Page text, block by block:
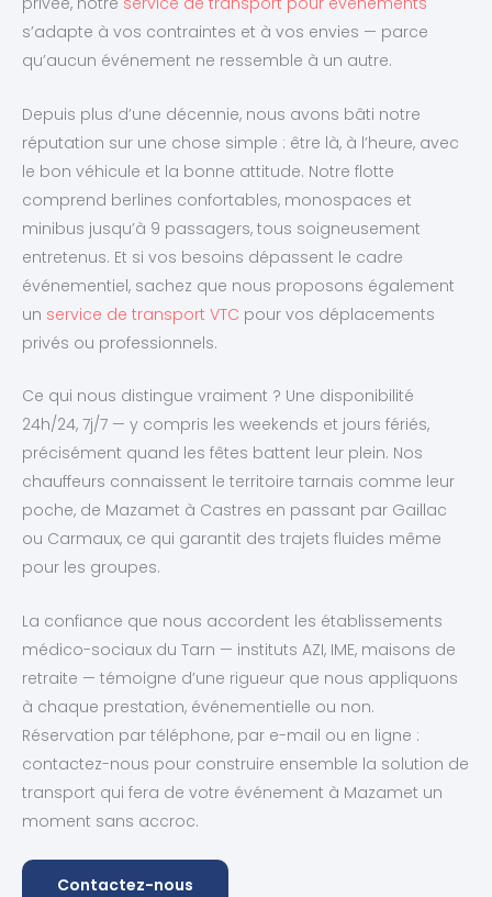
s’adapte à vos contraintes et à vos envies — parce
qu’aucun événement ne ressemble à un autre.
Depuis plus d’une décennie, nous avons bâti notre
réputation sur une chose simple : être là, à l’heure, avec
le bon véhicule et la bonne attitude. Notre flotte
comprend berlines confortables, monospaces et
minibus jusqu’à 9 passagers, tous soigneusement
entretenus. Et si vos besoins dépassent le cadre
événementiel, sachez que nous proposons également
un service de transport VTC pour vos déplacements
privés ou professionnels.
Ce qui nous distingue vraiment ? Une disponibilité
24h/24, 7j/7 — y compris les weekends et jours fériés,
précisément quand les fêtes battent leur plein. Nos
chauffeurs connaissent le territoire tarnais comme leur
poche, de Mazamet à Castres en passant par Gaillac
ou Carmaux, ce qui garantit des trajets fluides même
pour les groupes.
La confiance que nous accordent les établissements
médico-sociaux du Tarn — instituts AZI, IME, maisons de
retraite — témoigne d’une rigueur que nous appliquons
à chaque prestation, événementielle ou non.
Réservation par téléphone, par e-mail ou en ligne :
contactez-nous pour construire ensemble la solution de
transport qui fera de votre événement à Mazamet un
moment sans accroc.
Contactez-nous